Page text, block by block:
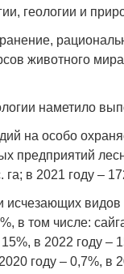
геологии и
животного
наметило
на особо
предприятий
в 2021 году –
исчезающих видов
в том числе:
в 2022 году –
году – 0,7%, в